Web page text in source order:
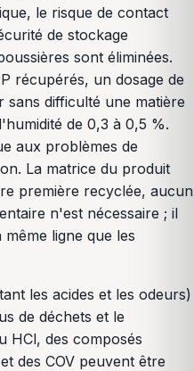
le risque de contact
de stockage
sont éliminées.
récupérés, un dosage de
difficulté une matière
de 0,3 à 0,5 %.
aux problèmes de
La matrice du produit
première recyclée, aucun
n'est nécessaire ; il
ligne que les
les acides et les odeurs)
de déchets et le
HCl, des composés
des COV peuvent être